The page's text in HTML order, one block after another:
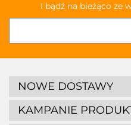
I bądź na bieżąco ze
NOWE DOSTAWY
KAMPANIE